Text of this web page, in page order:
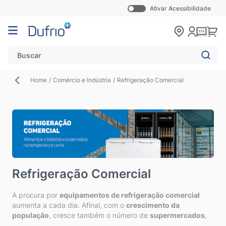
Ativar Acessibilidade
Pular para o conteúdo
Home / Comércio e Indústria / Refrigeração Comercial
Refrigeração Comercial
A procura por equipamentos de refrigeração comercial
aumenta a cada dia. Afinal, com o crescimento da
população, cresce também o número de supermercados,